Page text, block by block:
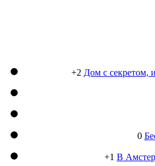
+2 Дом с секретом,
0
+1 В